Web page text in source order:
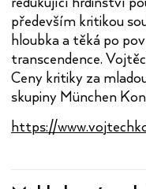
především kritikou
hloubka a těká po
transcendence.
Ceny kritiky za
skupiny München
https://